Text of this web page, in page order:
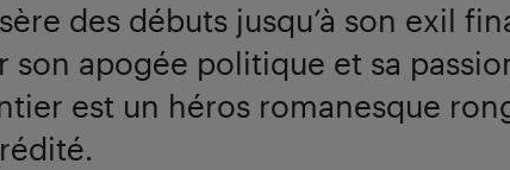
des débuts jusqu’à son exil
son apogée politique et sa
est un héros romanesque